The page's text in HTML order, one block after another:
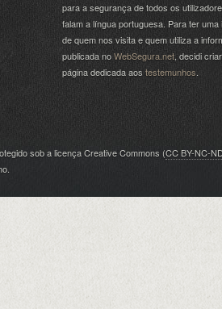
para a segurança de todos os
falam a língua portuguesa. Para ter uma
de quem nos visita e quem utiliza a
publicada noWebSegura.net , decidi
página dedicada aos testemunhos
sob a licença Creative Commons (CC BY-NC-